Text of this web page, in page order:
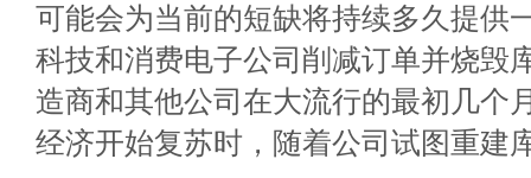
可能会为当前的短缺将持续多久提供
科技和消费电子公司削减订单并烧毁
造商和其他公司在大流行的最初几个
经济开始复苏时，随着公司试图重建